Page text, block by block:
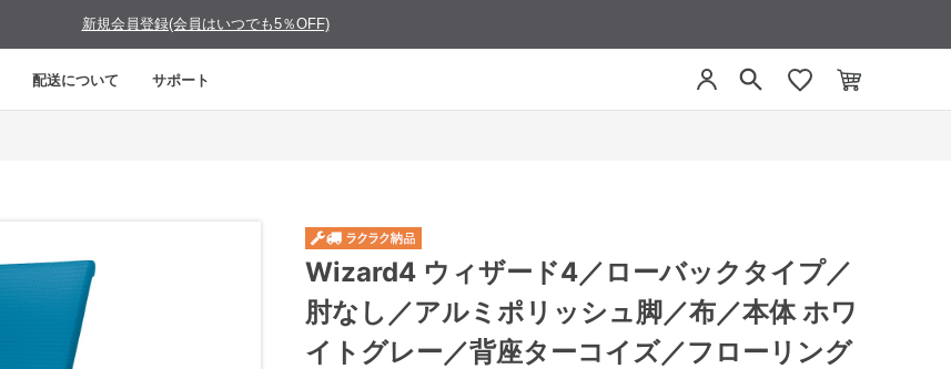
新規会員登録(会員はいつでも5％OFF)
配送について サポート
Wizard4 ウィザード4／ローバックタイプ／
肘なし／アルミポリッシュ脚／布／本体 ホワ
イトグレー／背座ターコイズ／フローリング